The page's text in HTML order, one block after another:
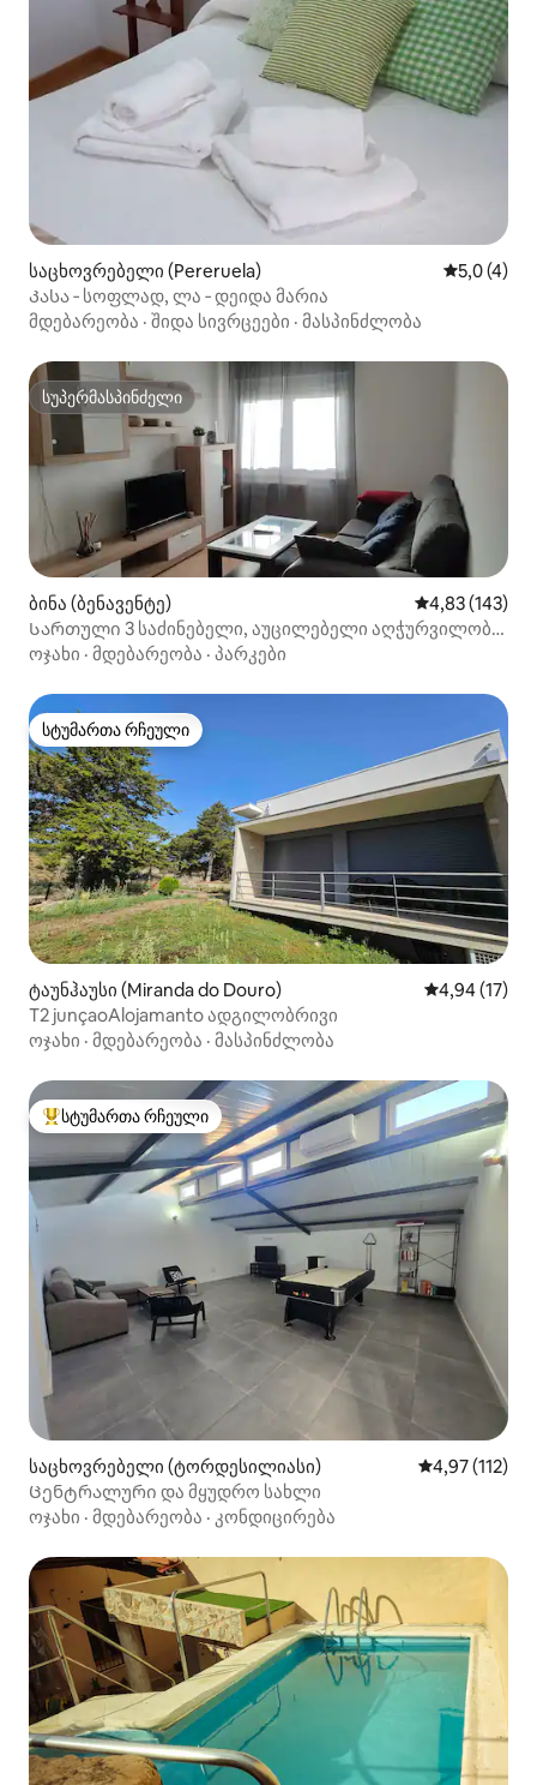
საცხოვრებელი (Pereruela) საშუალო
5,0 (4)
Კასა ‑ სოფლად, ლა ‑ დეიდა მარია
მდებარეობა · შიდა სივრცეები · მასპინძლობა
სუპერმასპინძელი
სუპერმასპინძელი
ბინა (ბენავენტე) საშუალო
4,83 (143)
Სართული 3 საძინებელი, აუცილებელი აღჭურვილობა
და WiFi
ოჯახი · მდებარეობა · პარკები
სტუმართა რჩეული
სტუმართა რჩეული
ტაუნჰაუსი (Miranda do Douro) საშუალო
4,94 (17)
T2 junçaoAlojamanto ადგილობრივი
ოჯახი · მდებარეობა · მასპინძლობა
სტუმართა რჩეული მოწინავე ვარიანტი
სტუმართა რჩეული
საცხოვრებელი (ტორდესილიასი) საშუალო
4,97 (112)
Ცენტრალური და მყუდრო სახლი
ოჯახი · მდებარეობა · კონდიცირება